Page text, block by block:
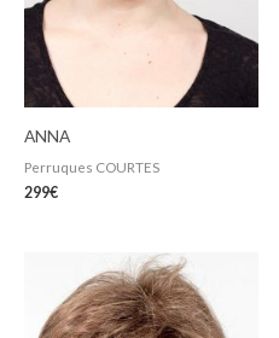
ANNA
Perruques COURTES
299€